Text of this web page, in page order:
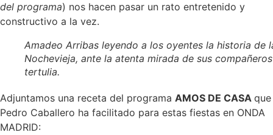
del programa) nos hacen pasar un rato entretenido y
constructivo a la vez.
Amadeo Arribas leyendo a los oyentes la historia de
Nochevieja, ante la atenta mirada de sus
tertulia.
Adjuntamos una receta del programa AMOS DE CASA que
Pedro Caballero ha facilitado para estas fiestas en ONDA
MADRID: